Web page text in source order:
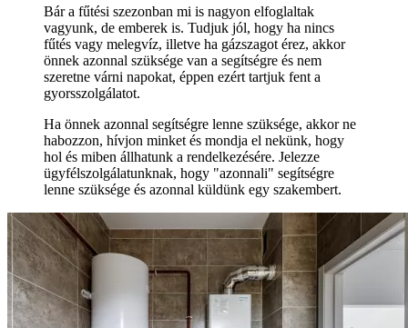
Bár a fűtési szezonban mi is nagyon elfoglaltak
vagyunk, de emberek is. Tudjuk jól, hogy ha nincs
fűtés vagy melegvíz, illetve ha gázszagot érez, akkor
önnek azonnal szüksége van a segítségre és nem
szeretne várni napokat, éppen ezért tartjuk fent a
gyorsszolgálatot.
Ha önnek azonnal segítségre lenne szüksége, akkor ne
habozzon, hívjon minket és mondja el nekünk, hogy
hol és miben állhatunk a rendelkezésére. Jelezze
ügyfélszolgálatunknak, hogy "azonnali" segítségre
lenne szüksége és azonnal küldünk egy szakembert.